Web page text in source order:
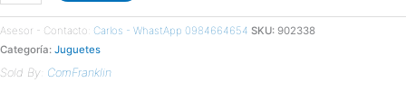
Asesor - Contacto: Carlos - WhastApp 0984664654 SKU: 902338
Categoría: Juguetes
Sold By: ComFranklin